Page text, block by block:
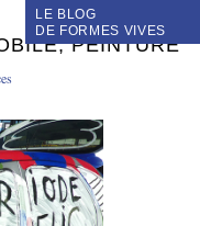
PEINTURE
LE BLOG
DE FORMES VIVES